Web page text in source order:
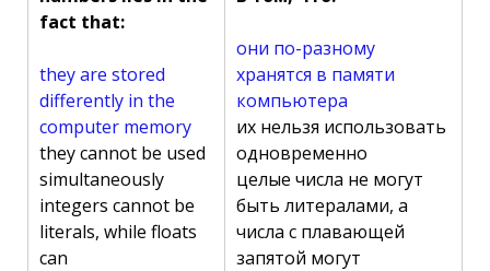
fact that:
they are stored
differently in the
computer memory
they cannot be used
simultaneously
integers cannot be
literals, while floats
can
они по-разному
хранятся в памяти
компьютера
их нельзя использовать
одновременно
целые числа не могут
быть литералами, а
числа с плавающей
запятой могут